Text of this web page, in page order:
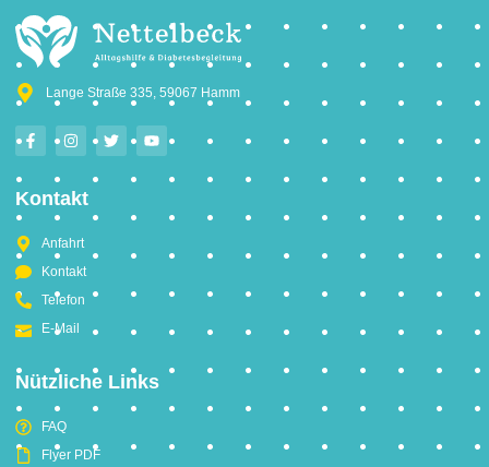
Lange Straße 335, 59067 Hamm
Kontakt
Anfahrt
Kontakt
Telefon
E-Mail
Nützliche Links
FAQ
Flyer PDF